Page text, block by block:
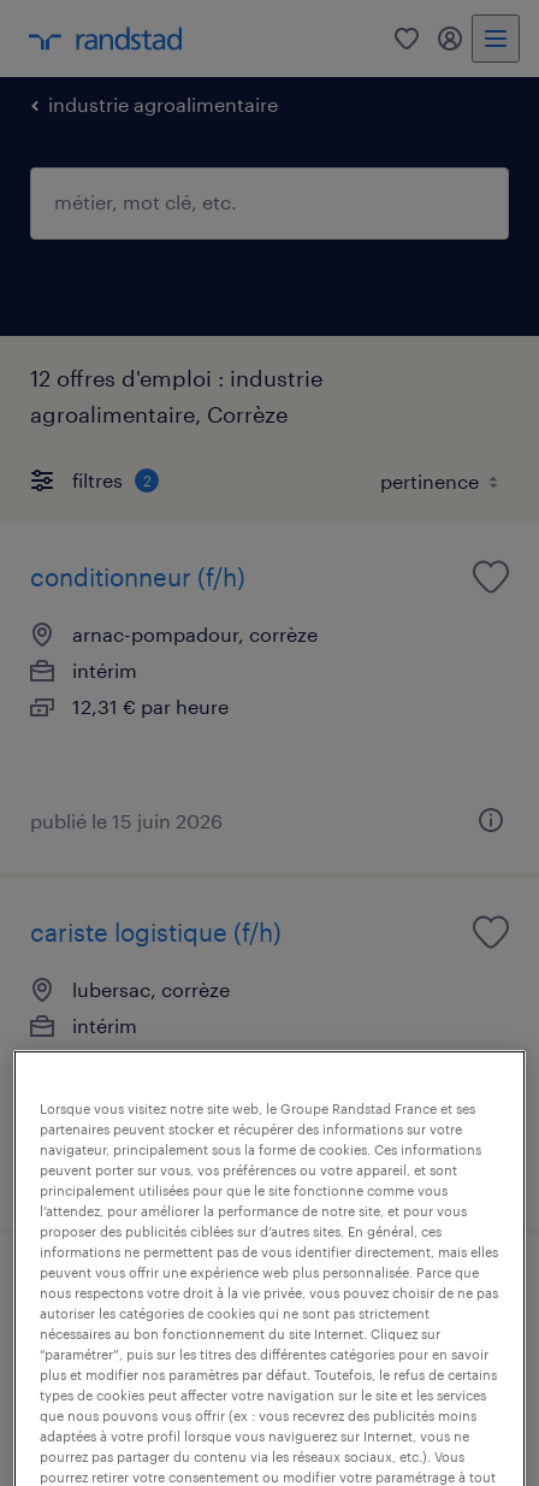
0 mon
industrie agroalimentaire
12 offres d'emploi : industrie
agroalimentaire, Corrèze
filtres 2
conditionneur (f/h)
arnac-pompadour, corrèze
intérim
12,31 € par heure
publié le 15 juin 2026
cariste logistique (f/h)
lubersac, corrèze
intérim
publié le 4 août 2026
cariste logistique (f/h)
lubersac, corrèze
cdi intérimaire
12,84 € par heure
Lorsque vous visitez notre site web, le Groupe Randstad France et ses
partenaires peuvent stocker et récupérer des informations sur votre
navigateur, principalement sous la forme de cookies. Ces informations
peuvent porter sur vous, vos préférences ou votre appareil, et sont
principalement utilisées pour que le site fonctionne comme vous
l’attendez, pour améliorer la performance de notre site, et pour vous
proposer des publicités ciblées sur d’autres sites. En général, ces
informations ne permettent pas de vous identifier directement, mais elles
peuvent vous offrir une expérience web plus personnalisée. Parce que
nous respectons votre droit à la vie privée, vous pouvez choisir de ne pas
autoriser les catégories de cookies qui ne sont pas strictement
nécessaires au bon fonctionnement du site Internet. Cliquez sur
“paramétrer”, puis sur les titres des différentes catégories pour en savoir
plus et modifier nos paramètres par défaut. Toutefois, le refus de certains
types de cookies peut affecter votre navigation sur le site et les services
que nous pouvons vous offrir (ex : vous recevrez des publicités moins
adaptées à votre profil lorsque vous naviguerez sur Internet, vous ne
pourrez pas partager du contenu via les réseaux sociaux, etc.). Vous
pourrez retirer votre consentement ou modifier votre paramétrage à tout